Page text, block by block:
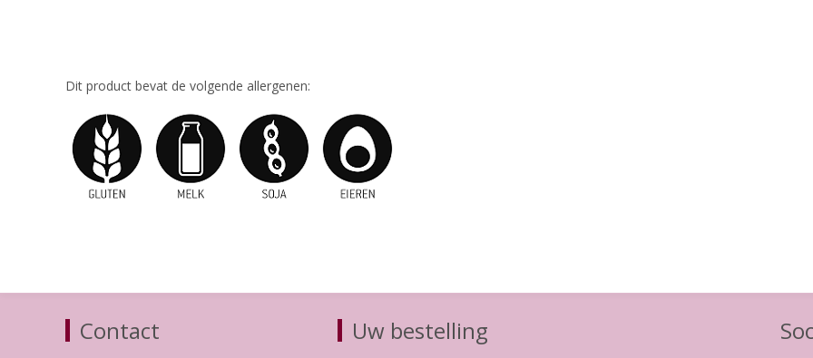
Dit product bevat de volgende allergenen:
Contact Uw bestelling